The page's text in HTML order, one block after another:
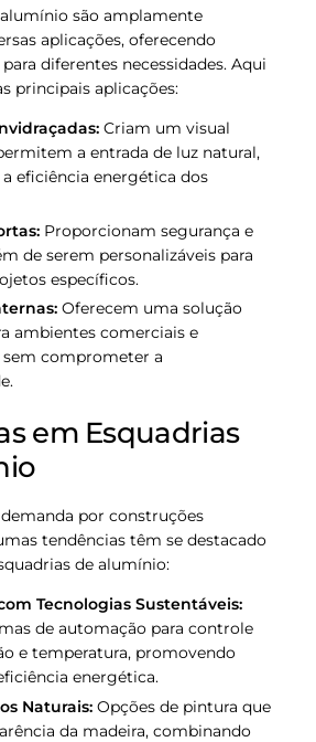
são amplamente
aplicações, oferecendo
diferentes necessidades. Aqui
principais aplicações:
Criam um visual
a entrada de luz natural,
eficiência energética dos
Proporcionam segurança e
de serem personalizáveis para
específicos.
Oferecem uma solução
ambientes comerciais e
sem comprometer a
em Esquadrias
por construções
tendências têm se destacado
de alumínio:
Tecnologias Sustentáveis:
de automação para controle
e temperatura, promovendo
energética.
Naturais: Opções de pintura que
da madeira, combinando